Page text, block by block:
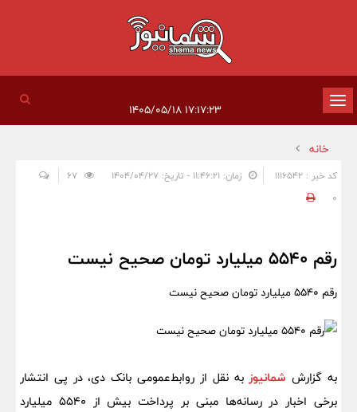
تغییر
وضعیت
ناوبری
خانه
کد خبر : 1116542 زمان: ۱۱:۴۶:۲۱ - تاریخ: ۱۴۰۴/۰۴/۲۷
0
رقم ۵۵۴۰ میلیارد تومان صحیح نیست
رقم ۵۵۴۰ میلیارد تومان صحیح نیست
به گزارش شمانیوزبه نقل از روابط‌عمومی بانک دی، در پی انتشار
برخی اخبار در رسانه‌ها مبنی بر پرداخت بیش از ۵۵۴۰ میلیارد